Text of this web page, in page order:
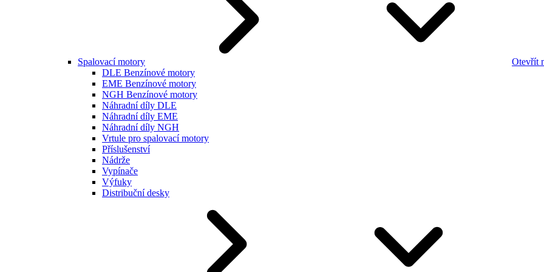
Spalovací motory
Otevřít
DLE Benzínové motory
EME Benzínové motory
NGH Benzínové motory
Náhradní díly DLE
Náhradní díly EME
Náhradní díly NGH
Vrtule pro spalovací motory
Příslušenství
Nádrže
Vypínače
Výfuky
Distribuční desky